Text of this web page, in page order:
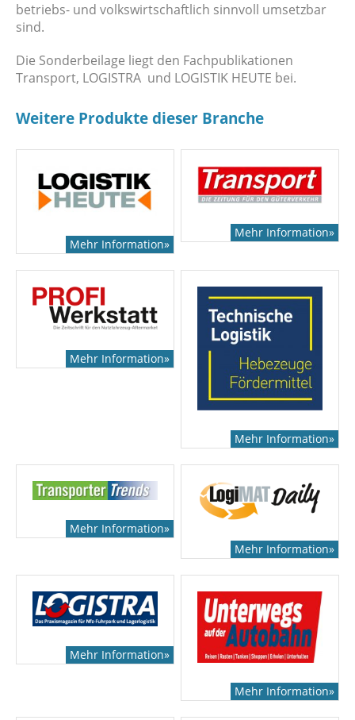
betriebs- und volkswirtschaftlich sinnvoll umsetzbar
sind.
Die Sonderbeilage liegt den Fachpublikationen
Transport, LOGISTRA und LOGISTIK HEUTE bei.
Weitere Produkte dieser Branche
Mehr Information»
Mehr Information»
Mehr Information»
Mehr Information»
Mehr Information»
Mehr Information»
Mehr Information»
Mehr Information»